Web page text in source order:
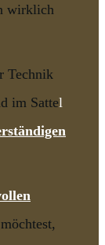
wirklich
Technik
im Sattel